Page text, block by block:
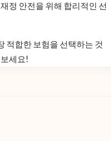
정 안전을 위해 합리적인 선
적합한 보험을 선택하는 것
세요!